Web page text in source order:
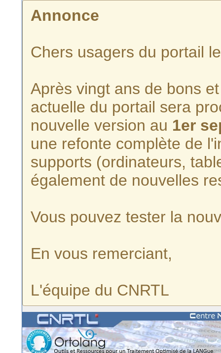
Annonce
Chers usagers du portail
Après vingt ans de bons
actuelle du portail sera
nouvelle version au 1er
une refonte complète de
supports (ordinateurs,
également de nouvelles
Vous pouvez tester la
En vous remerciant,
L'équipe du CNRTL